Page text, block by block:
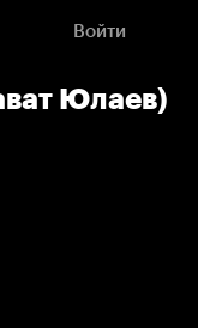
Войти
Юлаев)